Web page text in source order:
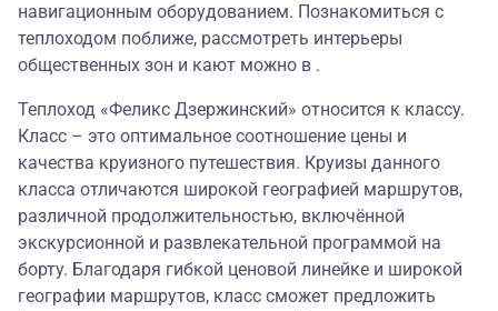
навигационным оборудованием. Познакомиться с
теплоходом поближе, рассмотреть интерьеры
общественных зон и кают можно в .
Теплоход «Феликс Дзержинский» относится к классу.
Класс – это оптимальное соотношение цены и
качества круизного путешествия. Круизы данного
класса отличаются широкой географией маршрутов,
различной продолжительностью, включённой
экскурсионной и развлекательной программой на
борту. Благодаря гибкой ценовой линейке и широкой
географии маршрутов, класс сможет предложить